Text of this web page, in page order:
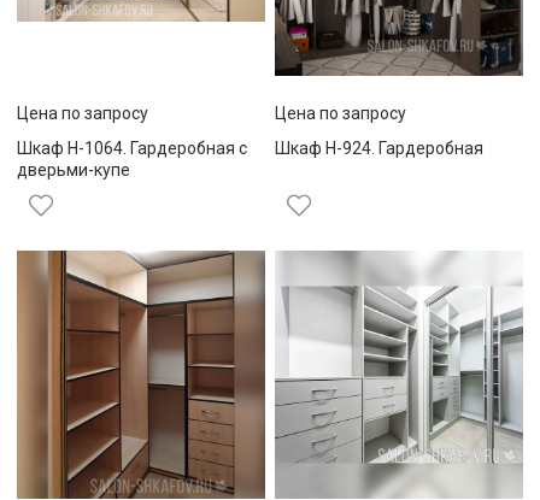
Цена по запросу
Шкаф Н-1064. Гардеробная с
дверьми-купе
Цена по запросу
Шкаф Н-924. Гардеробная